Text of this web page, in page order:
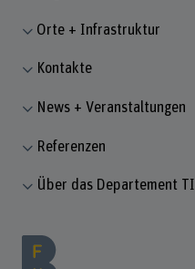
Orte + Infrastruktur
Kontakte
News + Veranstaltungen
Referenzen
Über das Departement TI